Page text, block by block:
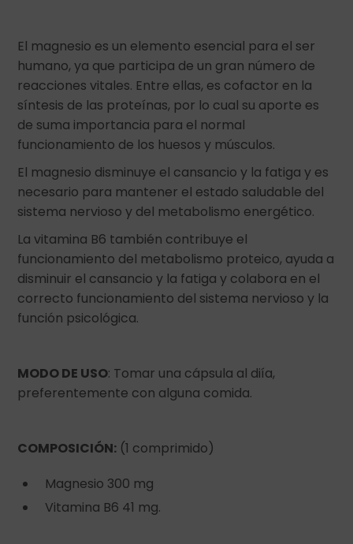
El magnesio es un elemento esencial para el ser
humano, ya que participa de un gran número de
reacciones vitales. Entre ellas, es cofactor en la
síntesis de las proteínas, por lo cual su aporte es
de suma importancia para el normal
funcionamiento de los huesos y músculos.
El magnesio disminuye el cansancio y la fatiga y es
necesario para mantener el estado saludable del
sistema nervioso y del metabolismo energético.
La vitamina B6 también contribuye el
funcionamiento del metabolismo proteico, ayuda a
disminuir el cansancio y la fatiga y colabora en el
correcto funcionamiento del sistema nervioso y la
función psicológica.
MODO DE USO: Tomar una cápsula al diía,
preferentemente con alguna comida.
COMPOSICIÓN: (1 comprimido)
Magnesio 300 mg
Vitamina B6 41 mg.